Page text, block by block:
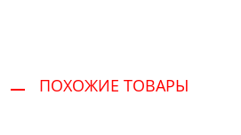
ПОХОЖИЕ ТОВАРЫ